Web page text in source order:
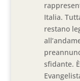
Italia.
restano
sfidante.